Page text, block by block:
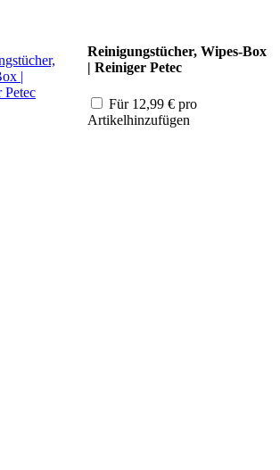
Reinigungstücher, Wipes-Box
| Reiniger Petec
Für 12,99€ pro
Artikelhinzufügen